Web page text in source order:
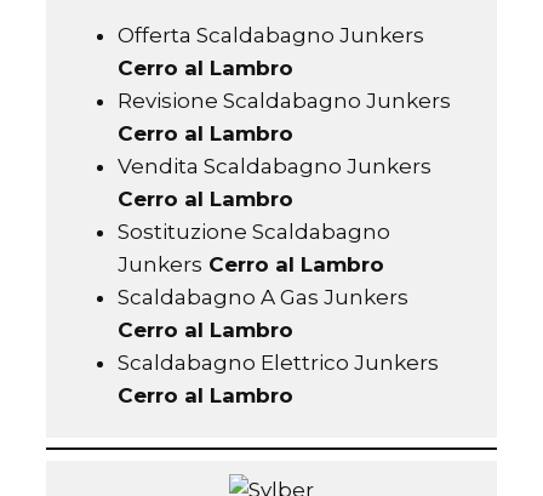
Offerta Scaldabagno Junkers
Cerro al Lambro
Revisione Scaldabagno Junkers
Cerro al Lambro
Vendita Scaldabagno Junkers
Cerro al Lambro
Sostituzione Scaldabagno
Junkers Cerro al Lambro
Scaldabagno A Gas Junkers
Cerro al Lambro
Scaldabagno Elettrico Junkers
Cerro al Lambro